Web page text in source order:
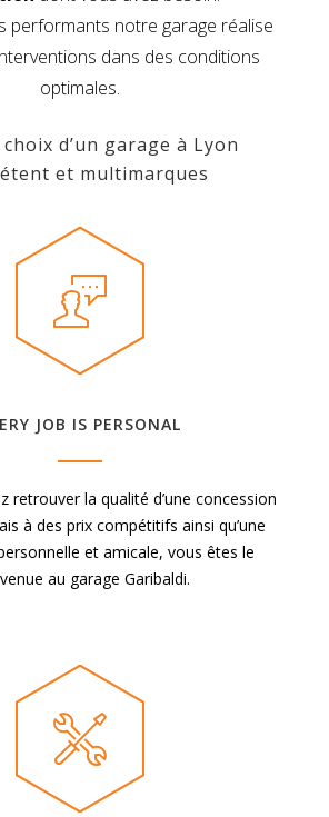
performants notre garage réalise
dans des conditions
optimales.
d’un garage à Lyon
et multimarques
JOB IS PERSONAL
retrouver la qualité d’une concession
à des prix compétitifs ainsi qu’une
et amicale, vous êtes le
au garage Garibaldi.